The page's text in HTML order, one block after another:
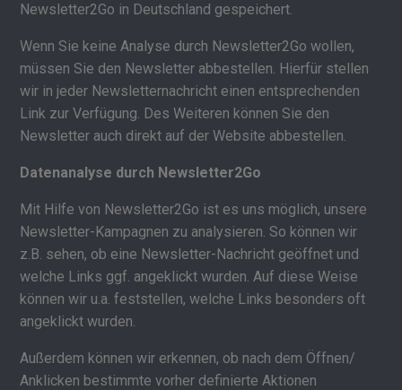
Newsletter2Go in Deutschland gespeichert.
Wenn Sie keine Analyse durch Newsletter2Go wollen,
müssen Sie den Newsletter abbestellen. Hierfür stellen
wir in jeder Newsletternachricht einen entsprechenden
Link zur Verfügung. Des Weiteren können Sie den
Newsletter auch direkt auf der Website abbestellen.
Datenanalyse durch Newsletter2Go
Mit Hilfe von Newsletter2Go ist es uns möglich, unsere
Newsletter-Kampagnen zu analysieren. So können wir
z.B. sehen, ob eine Newsletter-Nachricht geöffnet und
welche Links ggf. angeklickt wurden. Auf diese Weise
können wir u.a. feststellen, welche Links besonders oft
angeklickt wurden.
Außerdem können wir erkennen, ob nach dem Öffnen/
Anklicken bestimmte vorher definierte Aktionen